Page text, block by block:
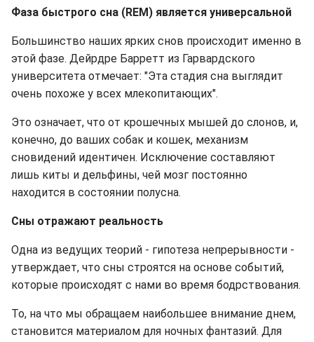
Фаза быстрого сна (REM) является универсальной
Большинство наших ярких снов происходит именно в
этой фазе. Дейрдре Барретт из Гарвардского
университета отмечает: "Эта стадия сна выглядит
очень похоже у всех млекопитающих".
Это означает, что от крошечных мышей до слонов, и,
конечно, до ваших собак и кошек, механизм
сновидений идентичен. Исключение составляют
лишь киты и дельфины, чей мозг постоянно
находится в состоянии полусна.
Сны отражают реальность
Одна из ведущих теорий - гипотеза непрерывности -
утверждает, что сны строятся на основе событий,
которые происходят с нами во время бодрствования.
То, на что мы обращаем наибольшее внимание днем,
становится материалом для ночных фантазий. Для